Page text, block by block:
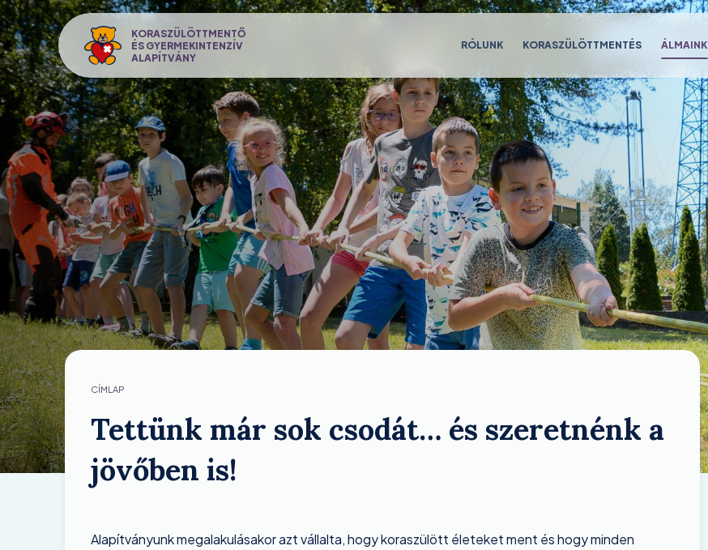
Ugrás
a
tartalomra
KORASZÜLÖTTMENTŐ
ÉS GYERMEKINTENZÍV
ALAPÍTVÁNY
Main
navigation
RÓLUNK KORASZÜLÖTTMENTÉS ÁLMAINK
CÍMLAP
Tettünk már sok csodát… és szeretnénk a
jövőben is!
Alapítványunk megalakulásakor azt vállalta, hogy koraszülött életeket ment és hogy minden